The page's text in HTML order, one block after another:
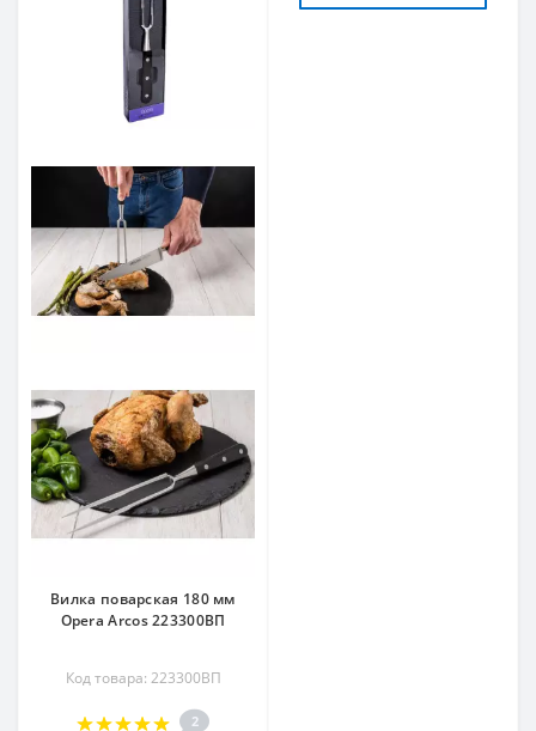
Вилка поварская 180 мм
Opera Arcos 223300ВП
Код товара: 223300ВП
2